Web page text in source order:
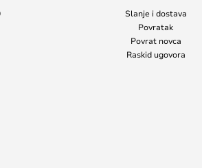
Slanje i dostava
Povratak
Povrat novca
Raskid ugovora